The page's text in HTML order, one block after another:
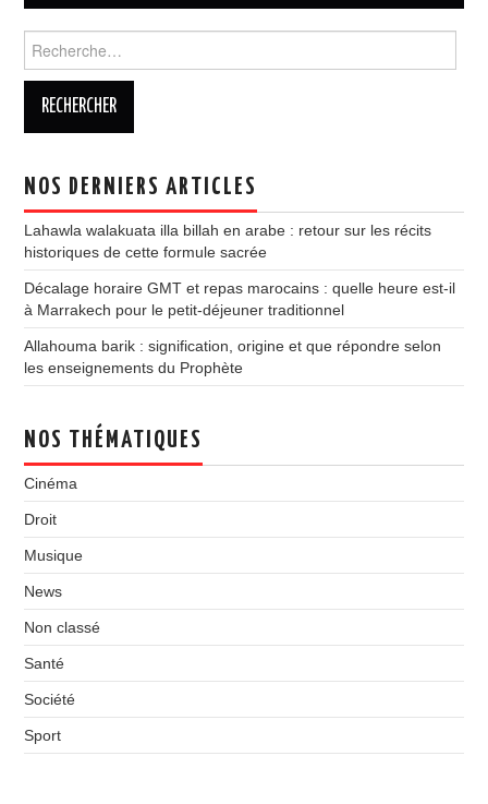
NOS DERNIERS ARTICLES
Lahawla walakuata illa billah en arabe : retour sur les récits
historiques de cette formule sacrée
Décalage horaire GMT et repas marocains : quelle heure est-il
à Marrakech pour le petit-déjeuner traditionnel
Allahouma barik : signification, origine et que répondre selon
les enseignements du Prophète
NOS THÉMATIQUES
Cinéma
Droit
Musique
News
Non classé
Santé
Société
Sport